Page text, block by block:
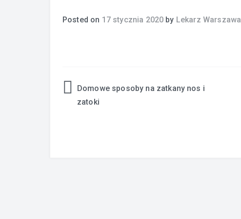
Posted on 17 stycznia 2020 by Lekarz Warszawa
Nawigacja
Domowe sposoby na zatkany nos i
zatoki